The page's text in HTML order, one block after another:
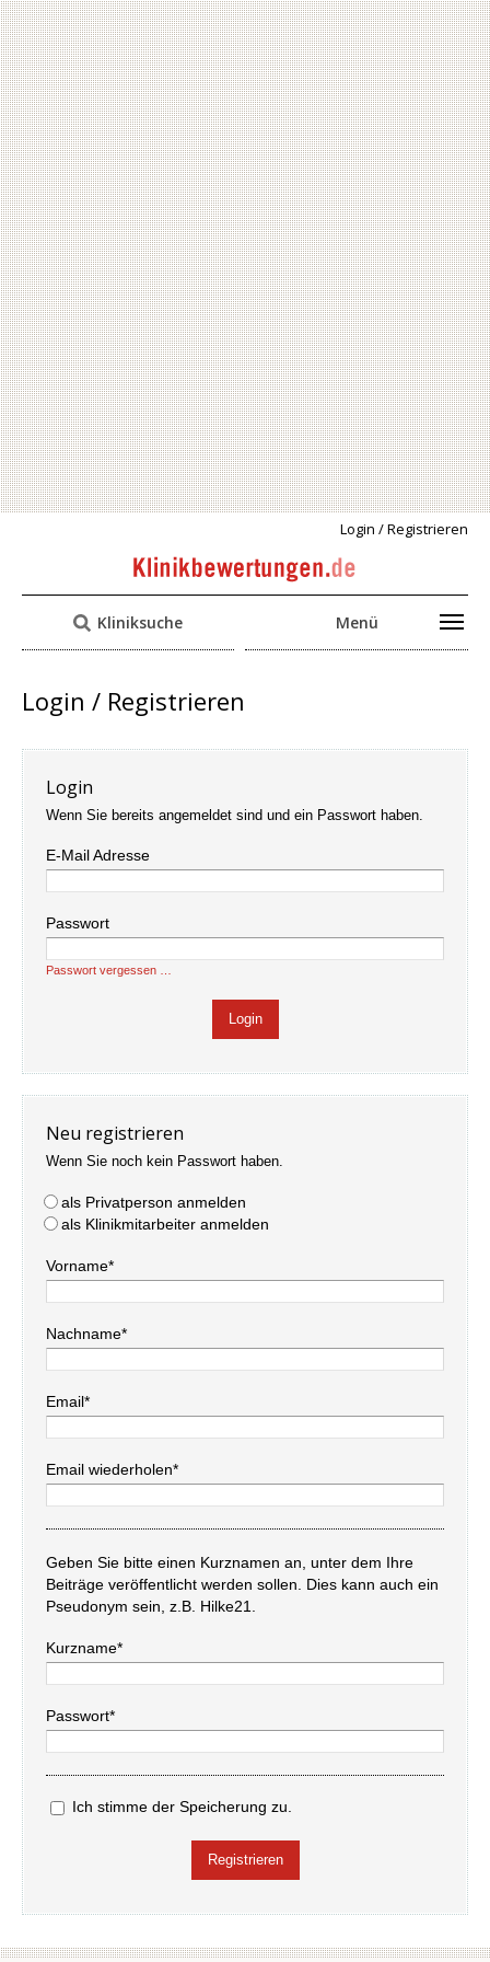
Login / Registrieren
Kliniksuche Menü
Login / Registrieren
Login
Wenn Sie bereits angemeldet sind und ein Passwort haben.
E-Mail Adresse
Passwort
Passwort vergessen …
Neu registrieren
Wenn Sie noch kein Passwort haben.
als Privatperson anmelden
als Klinikmitarbeiter anmelden
Vorname*
Nachname*
Email*
Email wiederholen*
Geben Sie bitte einen Kurznamen an, unter dem Ihre
Beiträge veröffentlicht werden sollen. Dies kann auch ein
Pseudonym sein, z.B. Hilke21.
Kurzname*
Passwort*
Ich stimme der Speicherung zu.